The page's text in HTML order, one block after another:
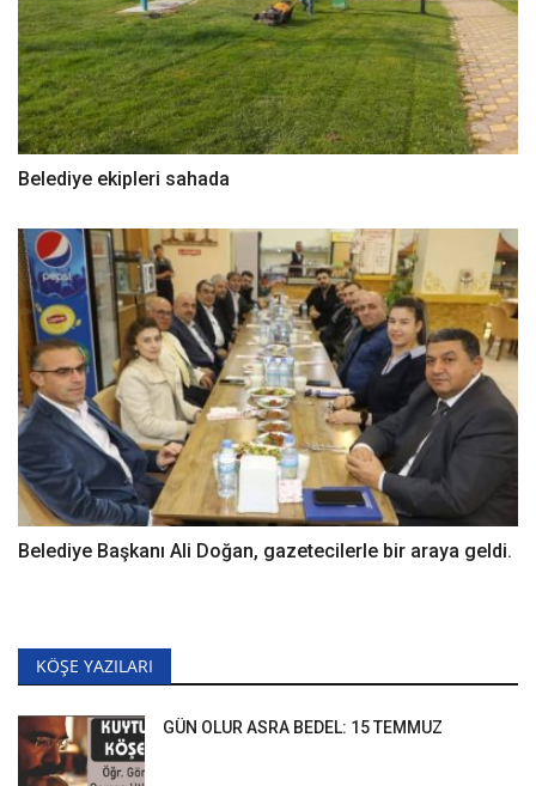
Belediye ekipleri sahada
Belediye Başkanı Ali Doğan, gazetecilerle bir araya geldi.
KÖŞE YAZILARI
GÜN OLUR ASRA BEDEL: 15 TEMMUZ